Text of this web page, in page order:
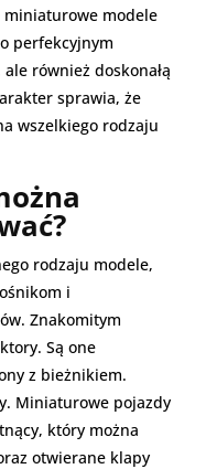
modele
perfekcyjnym
również doskonałą
sprawia, że
wszelkiego rodzaju
rodzaju modele,
i
Znakomitym
Są one
z bieżnikiem.
Miniaturowe pojazdy
który można
otwierane klapy